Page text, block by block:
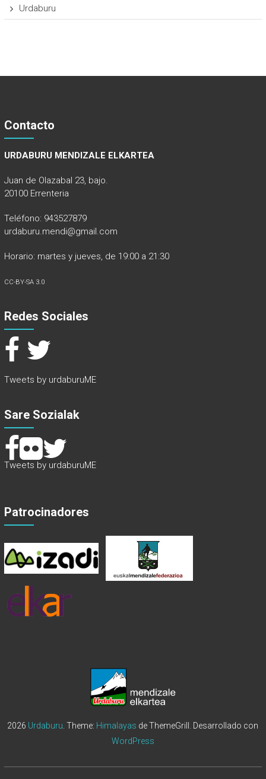
Urdaburu
Contacto
URDABURU MENDIZALE ELKARTEA
Juan de Olazabal 23, bajo.
20100 Errenteria
Teléfono: 943527879
urdaburu.mendi@gmail.com
Horario: martes y jueves, de 19:00 a 21:30
CC-BY-SA 3.0
Redes Sociales
Tweets by urdaburuME
Sare Sozialak
Tweets by urdaburuME
Patrocinadores
2026 Urdaburu . Theme: Himalayas de ThemeGrill. Desarrollado con
WordPress